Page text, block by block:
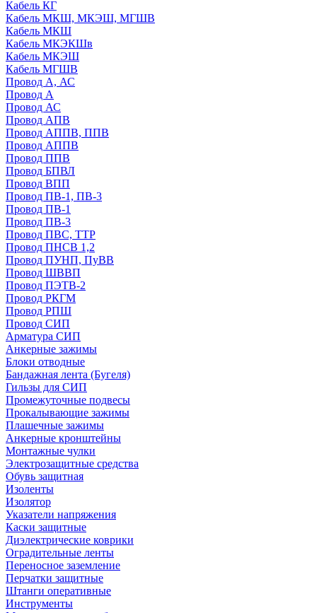
Кабель КГ
Кабель МКШ, МКЭШ, МГШВ
Кабель МКШ
Кабель МКЭКШв
Кабель МКЭШ
Кабель МГШВ
Провод А, АС
Провод А
Провод АС
Провод АПВ
Провод АППВ, ППВ
Провод АППВ
Провод ППВ
Провод БПВЛ
Провод ВПП
Провод ПВ-1, ПВ-3
Провод ПВ-1
Провод ПВ-3
Провод ПВС, ТТР
Провод ПНСВ 1,2
Провод ПУНП, ПуВВ
Провод ШВВП
Провод ПЭТВ-2
Провод РКГМ
Провод РПШ
Провод СИП
Арматура СИП
Анкерные зажимы
Блоки отводные
Бандажная лента (Бугеля)
Гильзы для СИП
Промежуточные подвесы
Прокалывающие зажимы
Плашечные зажимы
Анкерные кронштейны
Монтажные чулки
Электрозащитные средства
Обувь защитная
Изоленты
Изолятор
Указатели напряжения
Каски защитные
Диэлектрические коврики
Оградительные ленты
Переносное заземление
Перчатки защитные
Штанги оперативные
Инструменты